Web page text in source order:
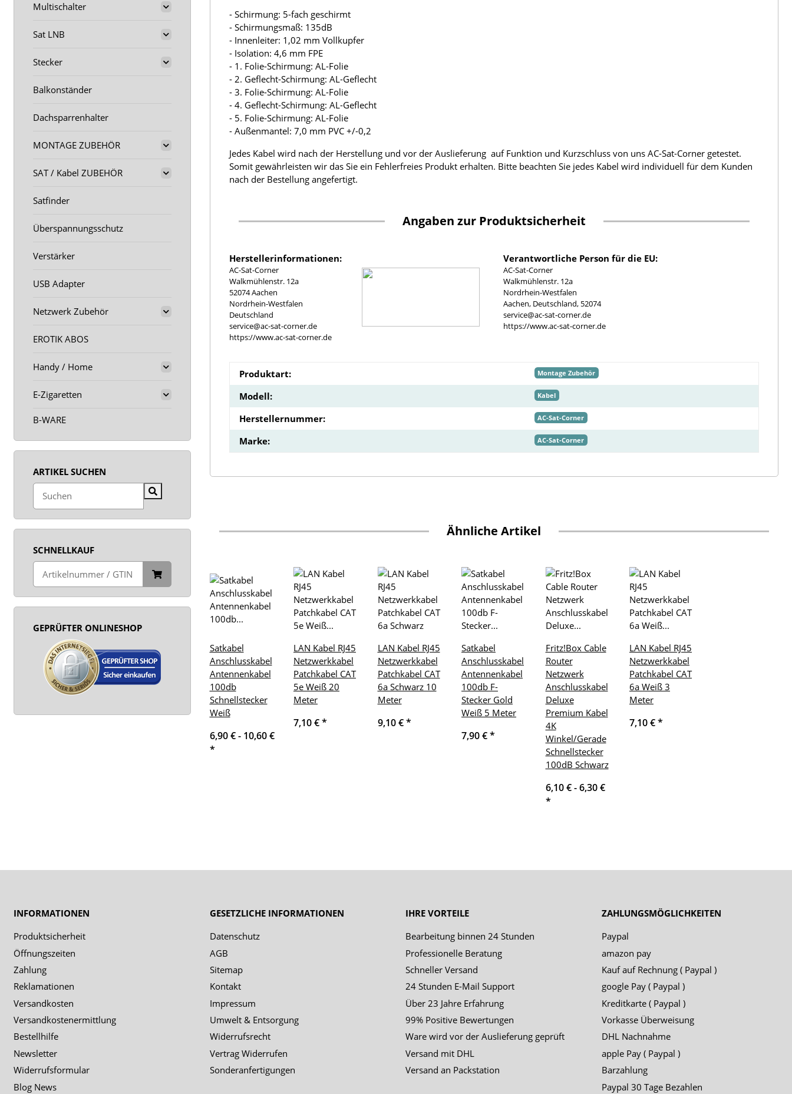
- Schirmung: 5-fach geschirmt
- Schirmungsmaß: 135dB
- Innenleiter: 1,02 mm Vollkupfer
- Isolation: 4,6 mm FPE
- 1. Folie-Schirmung: AL-Folie
- 2. Geflecht-Schirmung: AL-Geflecht
- 3. Folie-Schirmung: AL-Folie
- 4. Geflecht-Schirmung: AL-Geflecht
- 5. Folie-Schirmung: AL-Folie
- Außenmantel: 7,0 mm PVC +/-0,2
Jedes Kabel wird nach der Herstellung und vor der Auslieferung auf Funktion und Kurzschluss von uns AC-Sat-Corner getestet.
Somit gewährleisten wir das Sie ein Fehlerfreies Produkt erhalten. Bitte beachten Sie jedes Kabel wird individuell für dem Kunden
nach der Bestellung angefertigt.
Angaben zur Produktsicherheit
Herstellerinformationen:
AC-Sat-Corner
Walkmühlenstr. 12a
52074 Aachen
Nordrhein-Westfalen
Deutschland
service@ac-sat-corner.de
https://www.ac-sat-corner.de
Verantwortliche Person für die EU:
AC-Sat-Corner
Walkmühlenstr. 12a
Nordrhein-Westfalen
Aachen, Deutschland, 52074
service@ac-sat-corner.de
https://www.ac-sat-corner.de
Produktart: Montage Zubehör
Modell: Kabel
Herstellernummer: AC-Sat-Corner
Marke: AC-Sat-Corner
Ähnliche Artikel
Satkabel
Anschlusskabel
Antennenkabel
100db
Schnellstecker
Weiß
6,90 € - 10,60 €
*
LAN Kabel RJ45
Netzwerkkabel
Patchkabel CAT
5e Weiß 20
Meter
7,10 €*
LAN Kabel RJ45
Netzwerkkabel
Patchkabel CAT
6a Schwarz 10
Meter
9,10 €*
Satkabel
Anschlusskabel
Antennenkabel
100db F-
Stecker Gold
Weiß 5 Meter
7,90 €*
Fritz!Box Cable
Router
Netzwerk
Anschlusskabel
Deluxe
Premium Kabel
4K
Winkel/Gerade
Schnellstecker
100dB Schwarz
6,10 € -6,30 €
*
LAN Kabel RJ45
Netzwerkkabel
Patchkabel CAT
6a Weiß 3
Meter
7,10 €*
Multischalter
Sat LNB
Stecker
Balkonständer
Dachsparrenhalter
MONTAGE ZUBEHÖR
SAT / Kabel ZUBEHÖR
Satfinder
Überspannungsschutz
Verstärker
USB Adapter
Netzwerk Zubehör
EROTIK ABOS
Handy / Home
E-Zigaretten
B-WARE
ARTIKEL SUCHEN
SCHNELLKAUF
GEPRÜFTER ONLINESHOP
INFORMATIONEN
Produktsicherheit
Öffnungszeiten
Zahlung
Reklamationen
Versandkosten
Versandkostenermittlung
Bestellhilfe
Newsletter
Widerrufsformular
Blog News
GESETZLICHE INFORMATIONEN
Datenschutz
AGB
Sitemap
Kontakt
Impressum
Umwelt & Entsorgung
Widerrufsrecht
Vertrag Widerrufen
Sonderanfertigungen
IHRE VORTEILE
Bearbeitung binnen 24 Stunden
Professionelle Beratung
Schneller Versand
24 Stunden E-Mail Support
Über 23 Jahre Erfahrung
99% Positive Bewertungen
Ware wird vor der Auslieferung geprüft
Versand mit DHL
Versand an Packstation
ZAHLUNGSMÖGLICHKEITEN
Paypal
amazon pay
Kauf auf Rechnung ( Paypal )
google Pay ( Paypal )
Kreditkarte ( Paypal )
Vorkasse Überweisung
DHL Nachnahme
apple Pay ( Paypal )
Barzahlung
Paypal 30 Tage Bezahlen